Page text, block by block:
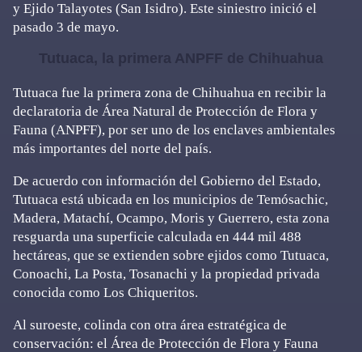
y Ejido Talayotes (San Isidro). Este siniestro inició el
pasado 3 de mayo.
Tutuaca, la primera ANPFF de Chihuahua
Tutuaca fue la primera zona de Chihuahua en recibir la
declaratoria de Área Natural de Protección de Flora y
Fauna (ANPFF), por ser uno de los enclaves ambientales
más importantes del norte del país.
De acuerdo con información del Gobierno del Estado,
Tutuaca está ubicada en los municipios de Temósachic,
Madera, Matachí, Ocampo, Moris y Guerrero, esta zona
resguarda una superficie calculada en 444 mil 488
hectáreas, que se extienden sobre ejidos como Tutuaca,
Conoachi, La Posta, Tosanachi y la propiedad privada
conocida como Los Chiqueritos.
Al suroeste, colinda con otra área estratégica de
conservación: el Área de Protección de Flora y Fauna